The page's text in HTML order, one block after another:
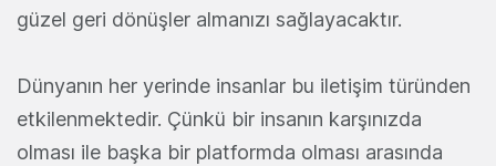
güzel geri dönüşler almanızı sağlayacaktır.
Dünyanın her yerinde insanlar bu iletişim türünden
etkilenmektedir. Çünkü bir insanın karşınızda
olması ile başka bir platformda olması arasında